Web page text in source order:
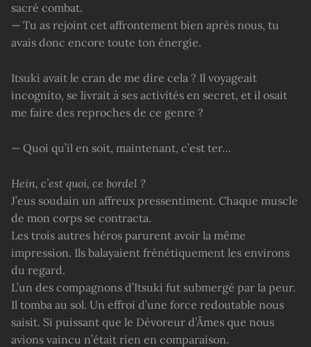
sacré combat.
— Tu as rejoint cet affrontement bien après nous, tu
avais donc encore toute ton énergie.
Itsuki avait le cran de me dire cela ? Il voyageait
incognito, se livrait à ses activités en secret, et il osait
me faire des reproches de ce genre ?
— Quoi qu’il en soit, maintenant, c’est ter…
Hein, c’est quoi, ce bordel ?
J’eus soudain un affreux pressentiment. Chaque muscle
de mon corps se contracta.
Les trois autres héros parurent avoir la même
impression. Ils balayaient frénétiquement les environs
du regard.
L’un des compagnons d’Itsuki fut submergé par la peur.
Il tomba au sol. Un effroi d’une force redoutable nous
saisit. Si puissant que le Dévoreur d’Âmes que nous
avions vaincu n’était rien en comparaison.